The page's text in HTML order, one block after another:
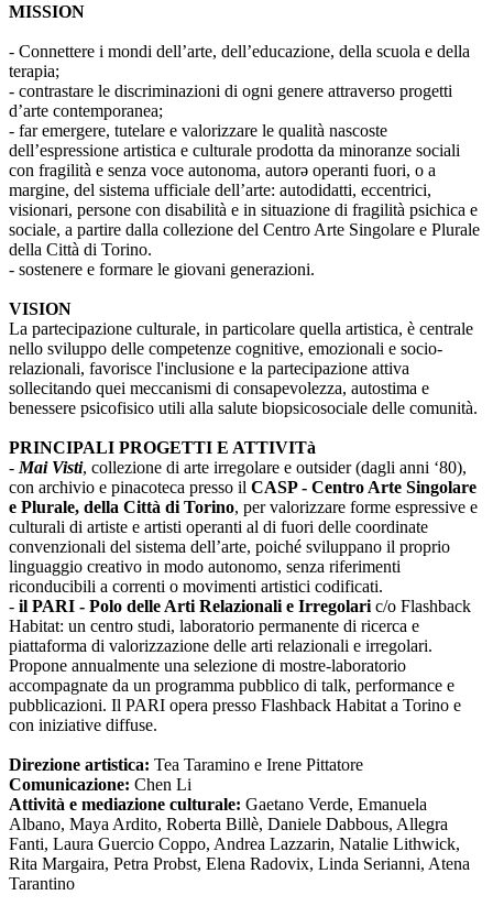
MISSION
- Connettere i mondi dell’arte, dell’educazione, della scuola e della
terapia;
- contrastare le discriminazioni di ogni genere attraverso progetti
d’arte contemporanea;
- far emergere, tutelare e valorizzare le qualità nascoste
dell’espressione artistica e culturale prodotta da minoranze sociali
con fragilità e senza voce autonoma, autorə operanti fuori, o a
margine, del sistema ufficiale dell’arte: autodidatti, eccentrici,
visionari, persone con disabilità e in situazione di fragilità psichica e
sociale, a partire dalla collezione del Centro Arte Singolare e Plurale
della Città di Torino.
- sostenere e formare le giovani generazioni.
VISION
La partecipazione culturale, in particolare quella artistica, è centrale
nello sviluppo delle competenze cognitive, emozionali e socio-
relazionali, favorisce l'inclusione e la partecipazione attiva
sollecitando quei meccanismi di consapevolezza, autostima e
benessere psicofisico utili alla salute biopsicosociale delle comunità.
PRINCIPALI PROGETTI E ATTIVITà
- Mai Visti, collezione di arte irregolare e outsider (dagli anni ‘80),
con archivio e pinacoteca presso il CASP - Centro Arte Singolare
e Plurale, della Città di Torino, per valorizzare forme espressive e
culturali di artiste e artisti operanti al di fuori delle coordinate
convenzionali del sistema dell’arte, poiché sviluppano il proprio
linguaggio creativo in modo autonomo, senza riferimenti
riconducibili a correnti o movimenti artistici codificati.
- il PARI - Polo delle Arti Relazionali e Irregolari c/o Flashback
Habitat: un centro studi, laboratorio permanente di ricerca e
piattaforma di valorizzazione delle arti relazionali e irregolari.
Propone annualmente una selezione di mostre-laboratorio
accompagnate da un programma pubblico di talk, performance e
pubblicazioni. Il PARI opera presso Flashback Habitat a Torino e
con iniziative diffuse.
Direzione artistica: Tea Taramino e Irene Pittatore
Comunicazione: Chen Li
Attività e mediazione culturale: Gaetano Verde, Emanuela
Albano, Maya Ardito, Roberta Billè, Daniele Dabbous, Allegra
Fanti, Laura Guercio Coppo, Andrea Lazzarin, Natalie Lithwick,
Rita Margaira, Petra Probst, Elena Radovix, Linda Serianni, Atena
Tarantino